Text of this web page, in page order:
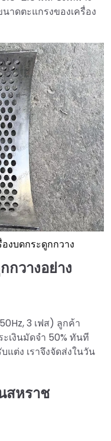
าดตะแกรงของเครื่อง
งบดกระดูกกวาง
กวางอย่าง
3 เฟส) ลูกค้า
เงินมัดจำ 50% ทันที
แต่ง เราจึงจัดส่งในวัน
สหราช